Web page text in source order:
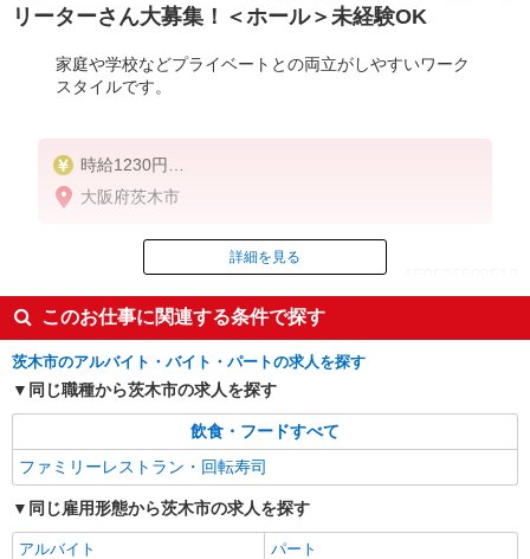
リーターさん大募集！＜ホール＞未経験OK
家庭や学校などプライベートとの両立がしやすいワーク
スタイルです。
時給1230円
※22:00以降は時給1538円
※高校生時給1190円
■土日・祝手当
土日・祝は時給＋50円
大阪府茨木市
ID：AE0525509513
掲載期間終了
詳細を見る
このお仕事に関連する条件で探す
茨木市のアルバイト・バイト・パートの求人を探す
同じ職種から茨木市の求人を探す
飲食・フードすべて
ファミリーレストラン・回転寿司
同じ雇用形態から茨木市の求人を探す
アルバイト パート